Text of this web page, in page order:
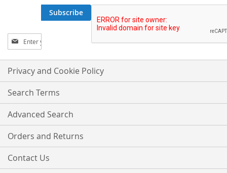
Sign
Up
for
Our
Newsletter:
Subscribe
Privacy and Cookie Policy
Search Terms
Advanced Search
Orders and Returns
Contact Us